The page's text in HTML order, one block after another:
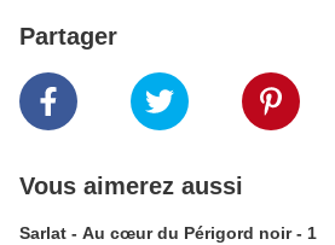
Partager
Vous aimerez aussi
Sarlat - Au cœur du Périgord noir - 1